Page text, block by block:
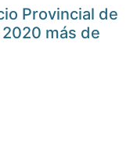
Provincial de
más de